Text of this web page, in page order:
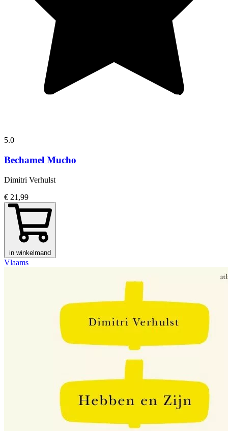
5.0
Bechamel Mucho
Dimitri Verhulst
€ 21,99
in winkelmand
Vlaams